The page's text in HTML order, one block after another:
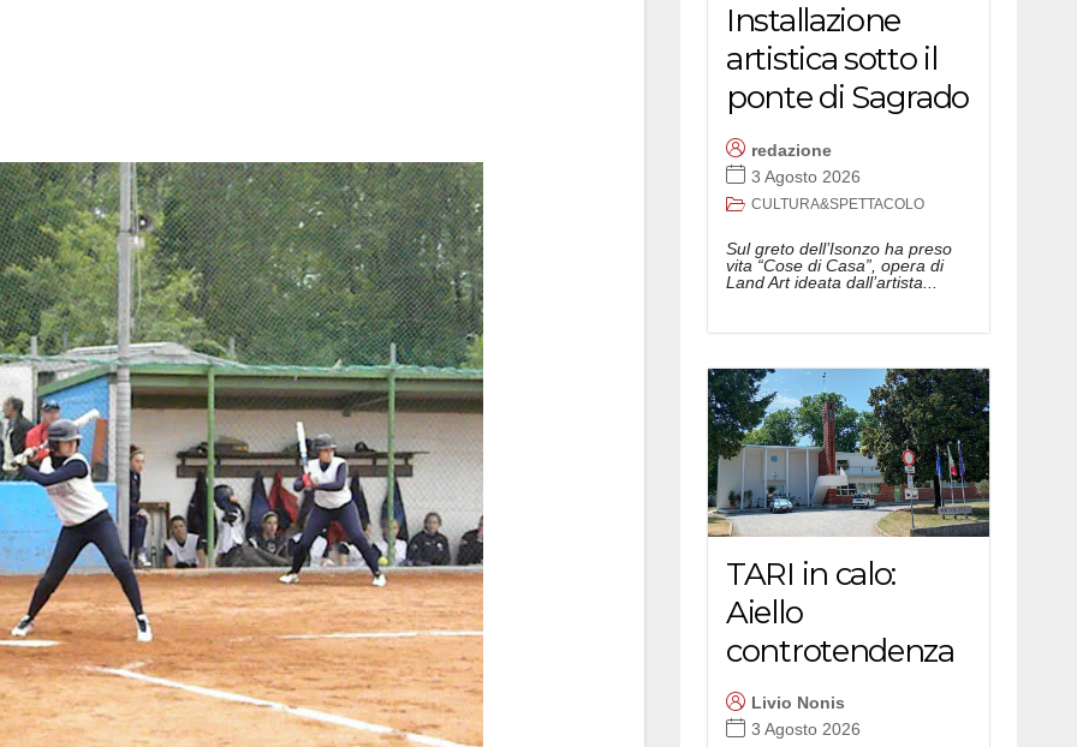
Installazione
artistica sotto il
ponte di Sagrado
redazione
3 Agosto 2026
CULTURA&SPETTACOLO
Sul greto dell’Isonzo ha preso
vita “Cose di Casa”, opera di
Land Art ideata dall’artista...
TARI in calo:
Aiello
controtendenza
Livio Nonis
3 Agosto 2026